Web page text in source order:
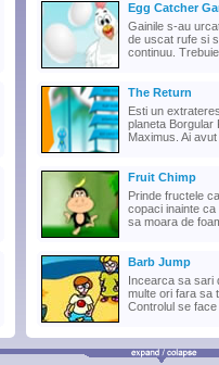
Egg Catcher
Gainile s-au
de uscat rufe si
continuu.
The Return
Esti un
planeta Borgular
Maximus. Ai
Fruit Chimp
Prinde fructele
copaci inainte ca
sa moara de
Barb Jump
Incearca sa sari
multe ori fara sa
Controlul se face